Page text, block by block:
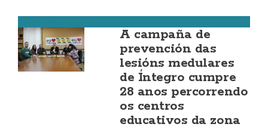
A campaña de
prevención das
lesións medulares
de Íntegro cumpre
28 anos percorrendo
os centros
educativos da zona